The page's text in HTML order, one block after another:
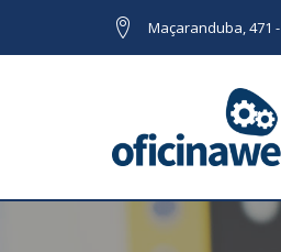
Maçaranduba, 471